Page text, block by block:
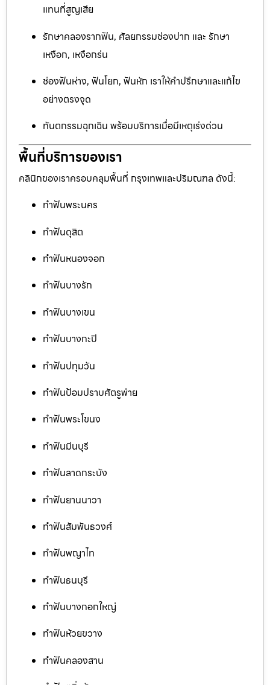
แทนที่สูญเสีย
รักษาคลองรากฟัน, ศัลยกรรมช่องปาก และ รักษา
เหงือก, เหงือกร่น
ช่องฟันห่าง, ฟันโยก, ฟันหัก เราให้คำปรึกษาและแก้ไข
อย่างตรงจุด
ทันตกรรมฉุกเฉิน พร้อมบริการเมื่อมีเหตุเร่งด่วน
พื้นที่บริการของเรา
คลินิกของเราครอบคลุมพื้นที่ กรุงเทพและปริมณฑล ดังนี้:
ทำฟันพระนคร
ทำฟันดุสิต
ทำฟันหนองจอก
ทำฟันบางรัก
ทำฟันบางเขน
ทำฟันบางกะปิ
ทำฟันปทุมวัน
ทำฟันป้อมปราบศัตรูพ่าย
ทำฟันพระโขนง
ทำฟันมีนบุรี
ทำฟันลาดกระบัง
ทำฟันยานนาวา
ทำฟันสัมพันธวงศ์
ทำฟันพญาไท
ทำฟันธนบุรี
ทำฟันบางกอกใหญ่
ทำฟันห้วยขวาง
ทำฟันคลองสาน